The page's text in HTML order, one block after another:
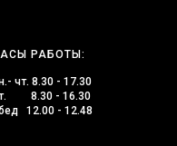
РАБОТЫ:
чт. 8.30 - 17.30
8.30 - 16.30
12.00 - 12.48